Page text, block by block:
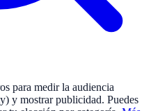
para medir la audiencia
y mostrar publicidad. Puedes